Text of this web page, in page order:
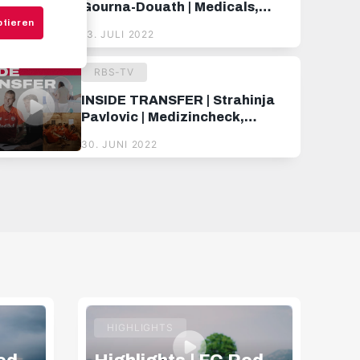
Gourna-Douath | Medicals,
13. JULI 2022
RBS-TV
INSIDE TRANSFER | Strahinja
Pavlovic | Medizincheck,
erstes Training
30. JUNI 2022
HIGHLIGHTS